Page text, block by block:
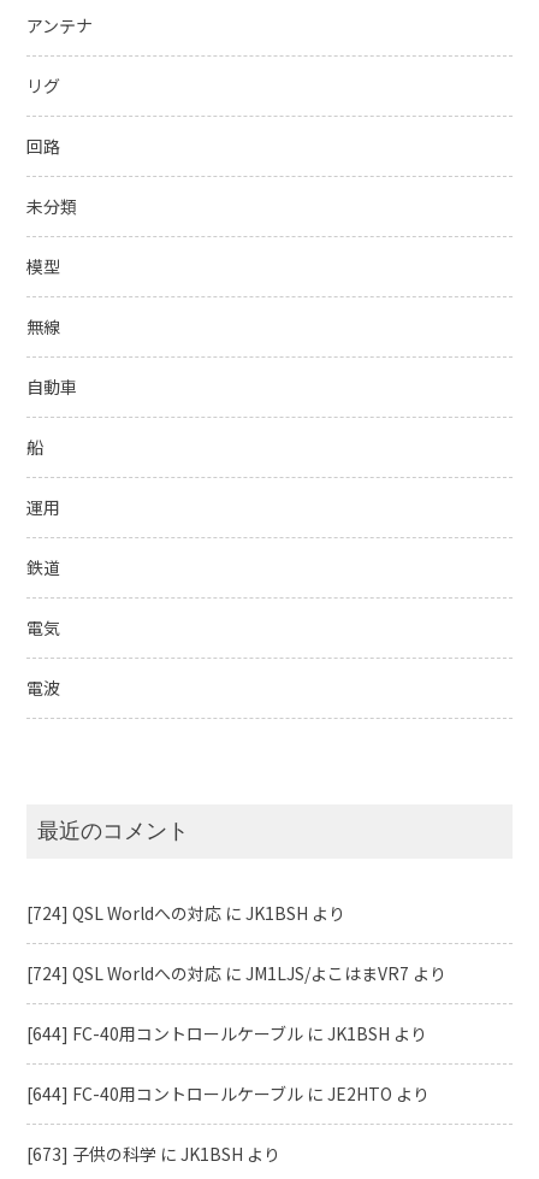
アンテナ
リグ
回路
未分類
模型
無線
自動車
船
運用
鉄道
電気
電波
最近のコメント
[724] QSL Worldへの対応 にJK1BSH より
[724] QSL Worldへの対応 にJM1LJS/よこはまVR7 より
[644] FC-40用コントロールケーブル にJK1BSH より
[644] FC-40用コントロールケーブル にJE2HTO より
[673] 子供の科学 にJK1BSH より